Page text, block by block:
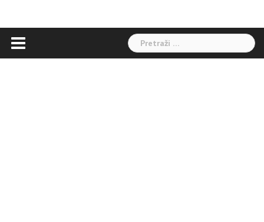
Pretraga: